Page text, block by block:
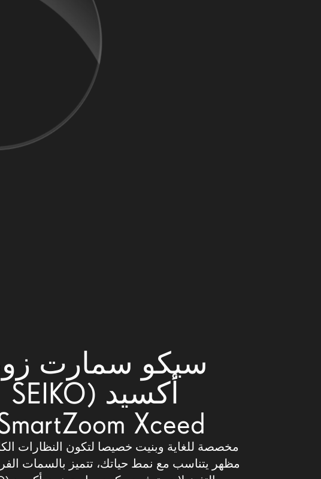
سيكو سمارت
أكسيد (SEIKO
Xceed)
مخصصة للغاية وبنيت خصيصا لتكون النظارات
مظهر يتناسب مع نمط حياتك، تتميز بالسمات